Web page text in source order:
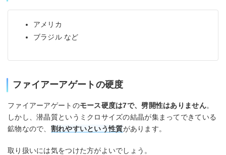
アメリカ
ブラジル など
ファイアーアゲートの硬度
ファイアーアゲートのモース硬度は7で、劈開性はありません。
しかし、潜晶質というミクロサイズの結晶が集まってできている
鉱物なので、 割れやすいという性質があります。
取り扱いには気をつけた方がよいでしょう。